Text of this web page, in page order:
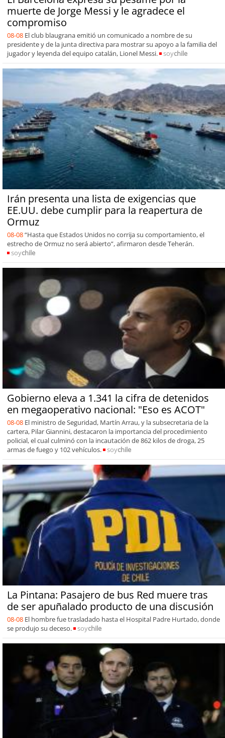
muerte de Jorge Messi y le agradece el
compromiso
08-08 El club blaugrana emitió un comunicado a nombre de su
presidente y de la junta directiva para mostrar su apoyo a la familia del
jugador y leyenda del equipo catalán, Lionel Messi.
soychile
Irán presenta una lista de exigencias que
EE.UU. debe cumplir para la reapertura de
Ormuz
08-08“Hasta que Estados Unidos no corrija su comportamiento, el
estrecho de Ormuz no será abierto”, afirmaron desde Teherán.
soychile
Gobierno eleva a 1.341 la cifra de detenidos
en megaoperativo nacional: "Eso es ACOT"
08-08 El ministro de Seguridad, Martín Arrau, y la subsecretaria de la
cartera, Pilar Giannini, destacaron la importancia del procedimiento
policial, el cual culminó con la incautación de 862 kilos de droga, 25
armas de fuego y 102 vehículos.
soychile
La Pintana: Pasajero de bus Red muere tras
de ser apuñalado producto de una discusión
08-08 El hombre fue trasladado hasta el Hospital Padre Hurtado, donde
se produjo su deceso.
soychile